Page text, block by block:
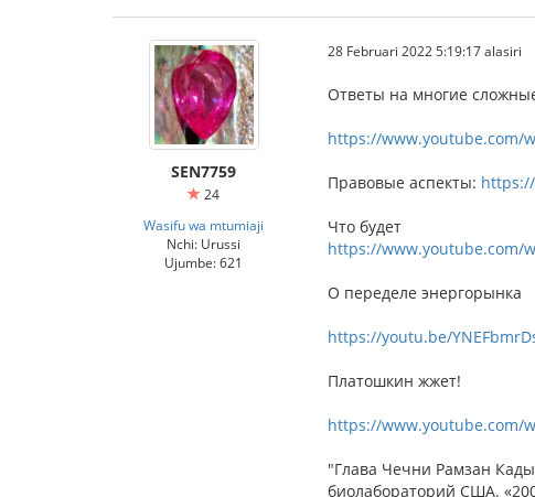
SEN7759
24
Wasifu wa mtumiaji
Nchi: Urussi
Ujumbe: 621
28 Februari 2022 5:19:17 alasiri
Ответы на многие
https://www.youtube.com/
Правовые аспекты:
Что будет
https://www.youtube.com/
О переделе энергорынка
https://youtu.be/
Платошкин жжет!
https://www.youtube.com/
"Глава Чечни Рамзан
биолабораторий США.